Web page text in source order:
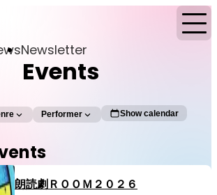
Newsletter
Events
Performer Show calendar
朗読劇ＲＯＯＭ２０２６